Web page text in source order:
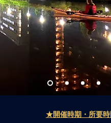
★開催時期・所要時